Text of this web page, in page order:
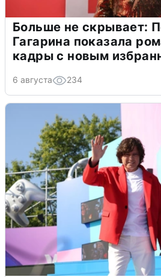
Больше не скрывает:
Гагарина показала
кадры с новым
6 августа 234